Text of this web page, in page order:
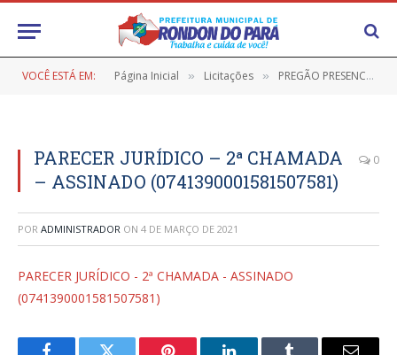
VOCÊ ESTÁ EM: Página Inicial » Licitações » PREGÃO PRESENCIAL Nº 9/2019-044-FMAS (AQUISIÇÃO DE GÊNEROS ALIMENTÍCIOS)
PARECER JURÍDICO – 2ª CHAMADA
– ASSINADO (0741390001581507581)
0
POR ADMINISTRADOR ON 4 DE MARÇO DE 2021
PARECER JURÍDICO - 2ª CHAMADA - ASSINADO
(0741390001581507581)